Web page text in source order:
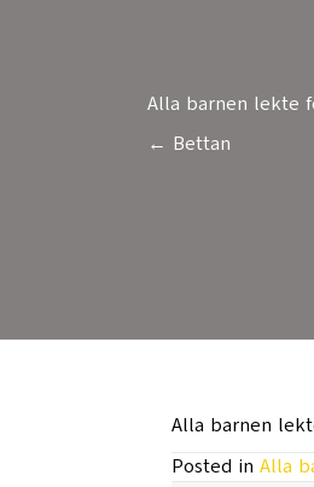
Alla barnen lekte
Posts
← Bettan
Alla barnen
Posted in Alla